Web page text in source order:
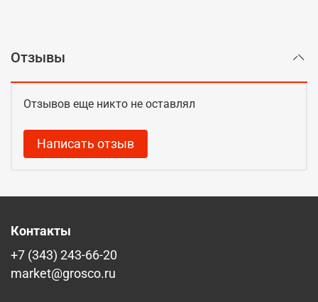
Отзывы
Отзывов еще никто не оставлял
Написать отзыв
Контакты
+7 (343) 243-66-20
market@grosco.ru